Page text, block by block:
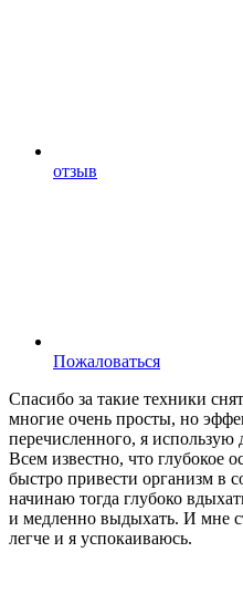
отзыв
Пожаловаться
Спасибо за такие техники
многие очень просты, но
перечисленного, я
Всем известно, что глубокое
быстро привести организм в
начинаю тогда глубоко
и медленно выдыхать. И мне
легче и я успокаиваюсь.